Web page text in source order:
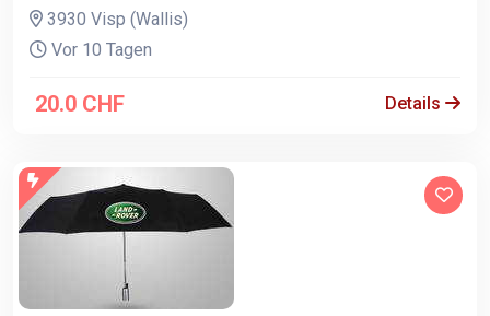
3930 Visp (Wallis)
Vor 10 Tagen
20.0 CHF Details